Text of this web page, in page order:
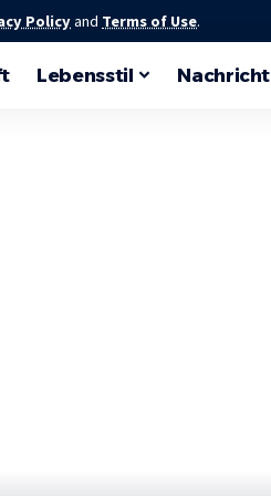
Policyand Terms of Use.
Lebensstil Nachricht